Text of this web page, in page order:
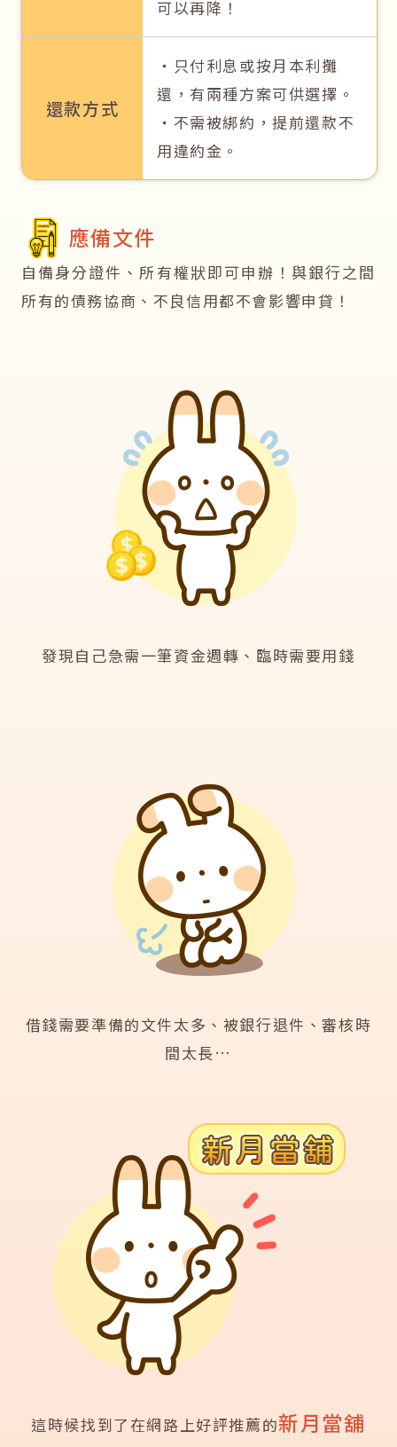
可以再降！
還款方式
‧只付利息或按月本利攤
還，有兩種方案可供選擇。
‧不需被綁約，提前還款不
用違約金。
應備文件
自備身分證件、所有權狀即可申辦！與銀行之間
所有的債務協商、不良信用都不會影響申貸！
發現自己急需一筆資金週轉、臨時需要用錢
借錢需要準備的文件太多、被銀行退件、審核時
間太長…
這時候找到了在網路上好評推薦的新月當舖